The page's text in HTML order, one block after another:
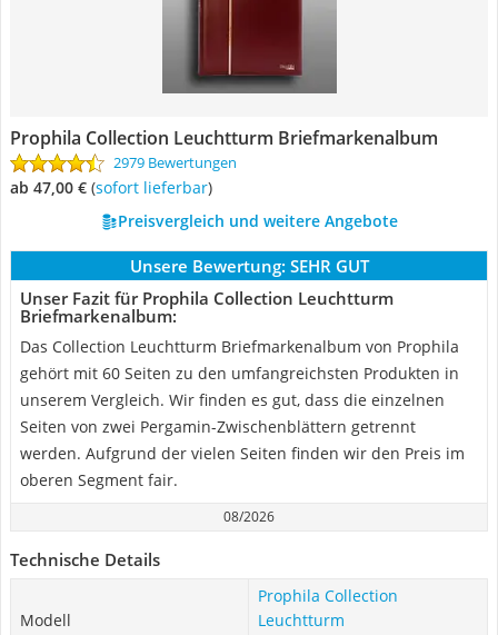
Prophila Collection Leuchtturm Briefmarkenalbum
2979 Bewertungen
ab 47,00 € ( Sofort lieferbar)
Preisvergleich und weitere Angebote
Unsere Bewertung: SEHR GUT
Unser Fazit für Prophila Collection Leuchtturm
Briefmarkenalbum:
Das Collection Leuchtturm Briefmarkenalbum von Prophila
gehört mit 60 Seiten zu den umfangreichsten Produkten in
unserem Vergleich. Wir finden es gut, dass die einzelnen
Seiten von zwei Pergamin-Zwischenblättern getrennt
werden. Aufgrund der vielen Seiten finden wir den Preis im
oberen Segment fair.
08/2026
Technische Details
Modell
Prophila Collection
Leuchtturm